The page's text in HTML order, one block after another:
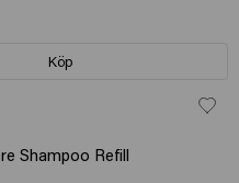
Köp
Shampoo Refill